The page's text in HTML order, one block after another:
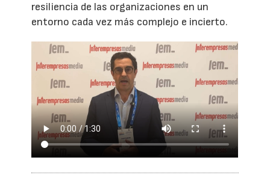
resiliencia de las organizaciones en un
entorno cada vez más complejo e incierto.